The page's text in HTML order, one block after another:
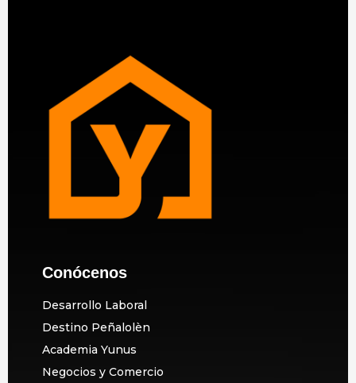
Conócenos
Desarrollo Laboral
Destino Peñalolèn
Academia Yunus
Negocios y Comercio